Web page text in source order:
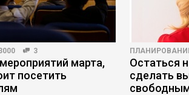
3
марта,
посетить
Остаться
сделать